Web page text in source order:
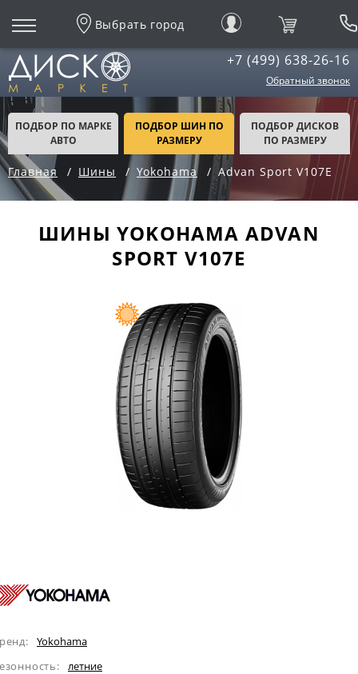
Выбрать город
+7 (499) 638-26-16
Обратный звонок
ПОДБОР ПО МАРКЕ
АВТО
ПОДБОР ШИН ПО
РАЗМЕРУ
ПОДБОР ДИСКОВ
ПО РАЗМЕРУ
Главная Шины Yokohama Advan Sport V107E
ШИНЫ YOKOHAMA ADVAN
SPORT V107E
Yokohama
летние